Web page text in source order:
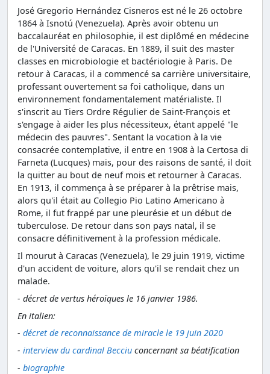
José Gregorio Hernández Cisneros est né le 26 octobre
1864 à Isnotú (Venezuela). Après avoir obtenu un
baccalauréat en philosophie, il est diplômé en médecine
de l'Université de Caracas. En 1889, il suit des master
classes en microbiologie et bactériologie à Paris. De
retour à Caracas, il a commencé sa carrière universitaire,
professant ouvertement sa foi catholique, dans un
environnement fondamentalement matérialiste. Il
s'inscrit au Tiers Ordre Régulier de Saint-François et
s'engage à aider les plus nécessiteux, étant appelé "le
médecin des pauvres". Sentant la vocation à la vie
consacrée contemplative, il entre en 1908 à la Certosa di
Farneta (Lucques) mais, pour des raisons de santé, il doit
la quitter au bout de neuf mois et retourner à Caracas.
En 1913, il commença à se préparer à la prêtrise mais,
alors qu'il était au Collegio Pio Latino Americano à
Rome, il fut frappé par une pleurésie et un début de
tuberculose. De retour dans son pays natal, il se
consacre définitivement à la profession médicale.
Il mourut à Caracas (Venezuela), le 29 juin 1919, victime
d'un accident de voiture, alors qu'il se rendait chez un
malade.
- décret de vertus héroïques le 16 janvier 1986.
En italien:
- décret de reconnaissance de miracle le 19 juin 2020
- interview du cardinal Becciu concernant sa béatification
- biographie